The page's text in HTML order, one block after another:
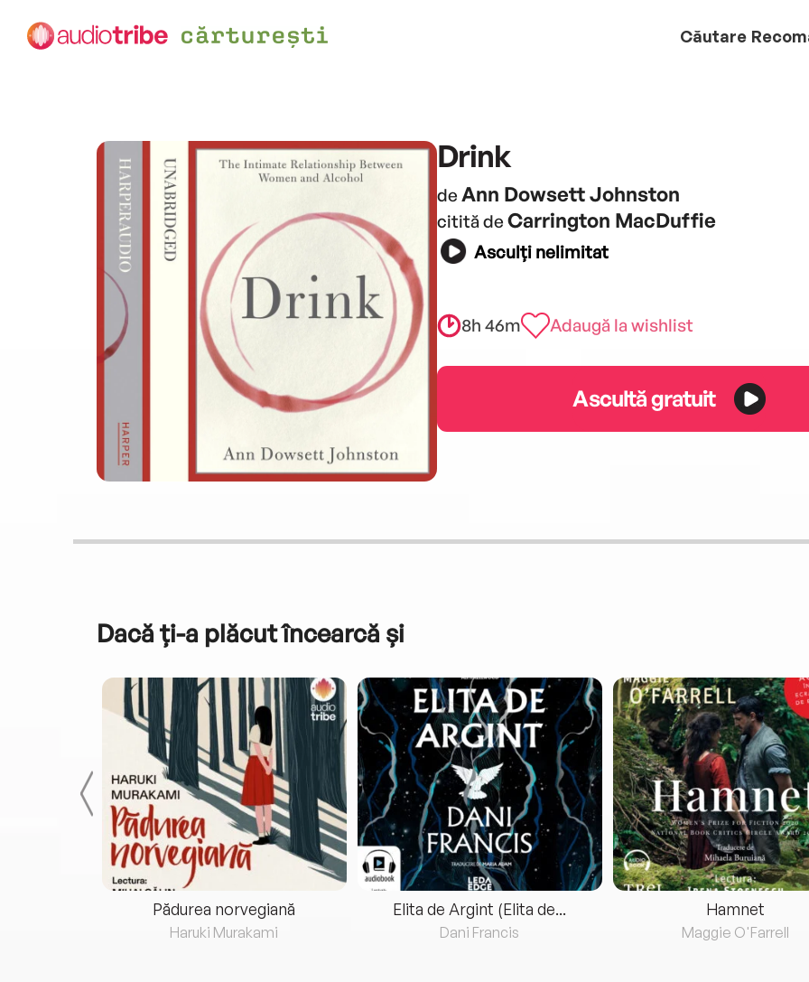
Căutare
Drink
de Ann Dowsett Johnston
citită de Carrington MacDuffie
Asculți nelimitat
8h 46m Adaugă la wishlist
Ascultă gratuit
Dacă ți-a plăcut încearcă și
Pădurea norvegiană
Haruki Murakami
Elita de Argint (Elita de...
Dani Francis
Hamnet
Maggie O'Farrell